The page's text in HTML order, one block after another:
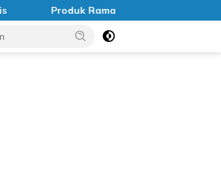
Produk Ramah Lingkungan di Indonesia